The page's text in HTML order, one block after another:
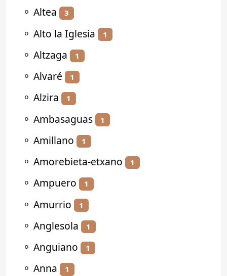
⚬ Altea 3
⚬ Alto la Iglesia 1
⚬ Altzaga 1
⚬ Alvaré 1
⚬ Alzira 1
⚬ Ambasaguas 1
⚬ Amillano 1
⚬ Amorebieta-etxano 1
⚬ Ampuero 1
⚬ Amurrio 1
⚬ Anglesola 1
⚬ Anguiano 1
⚬ Anna 1